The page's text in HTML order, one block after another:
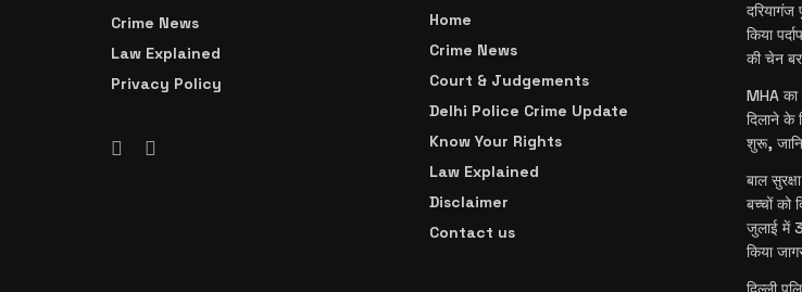
Crime News
Law Explained
Privacy Policy
Home
Crime News
Court & Judgements
Delhi Police Crime Update
Know Your Rights
Law Explained
Disclaimer
Contact us
किया
की चेन
MHA
दिलाने
शुरू,
बाल
बच्चों को
जुलाई में
किया